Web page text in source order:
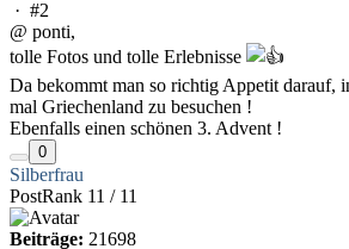
· #2
@ ponti,
tolle Fotos und tolle Erlebnisse
Da bekommt man so richtig Appetit darauf,
mal Griechenland zu besuchen !
Ebenfalls einen schönen 3. Advent !
0
Silberfrau
PostRank 11 / 11
Beiträge: 21698